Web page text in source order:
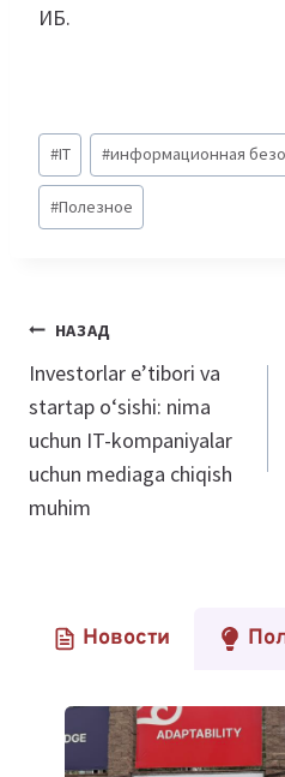
ИБ.
Метки
записи:
#IT #информационная
#Полезное
Навигация
по
записям
НАЗАД
Investorlar e’tibori va
startap o‘sishi: nima
uchun IT-kompaniyalar
uchun mediaga chiqish
muhim
Новости